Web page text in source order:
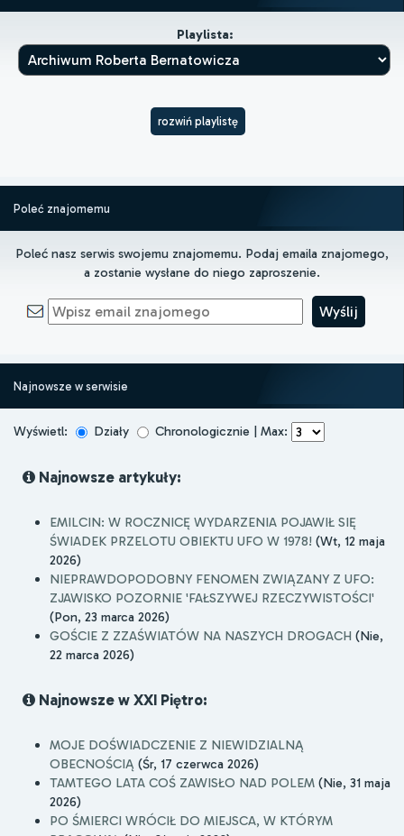
Playlista:
rozwiń playlistę
Poleć znajomemu
Poleć nasz serwis swojemu znajomemu. Podaj emaila znajomego,
a zostanie wysłane do niego zaproszenie.
Najnowsze w serwisie
Wyświetl: Działy Chronologicznie | Max:
Najnowsze artykuły:
EMILCIN: W ROCZNICĘ WYDARZENIA POJAWIŁ SIĘ
ŚWIADEK PRZELOTU OBIEKTU UFO W 1978! (Wt, 12 maja
2026)
NIEPRAWDOPODOBNY FENOMEN ZWIĄZANY Z UFO:
ZJAWISKO POZORNIE 'FAŁSZYWEJ RZECZYWISTOŚCI'
(Pon, 23 marca 2026)
GOŚCIE Z ZZAŚWIATÓW NA NASZYCH DROGACH (Nie,
22 marca 2026)
Najnowsze w XXI Piętro:
MOJE DOŚWIADCZENIE Z NIEWIDZIALNĄ
OBECNOŚCIĄ (Śr, 17 czerwca 2026)
TAMTEGO LATA COŚ ZAWISŁO NAD POLEM (Nie, 31 maja
2026)
PO ŚMIERCI WRÓCIŁ DO MIEJSCA, W KTÓRYM